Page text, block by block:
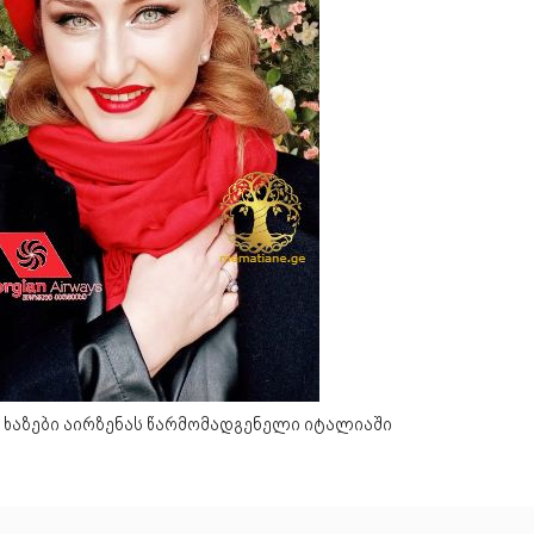
ხაზები აირზენას წარმომადგენელი იტალიაში